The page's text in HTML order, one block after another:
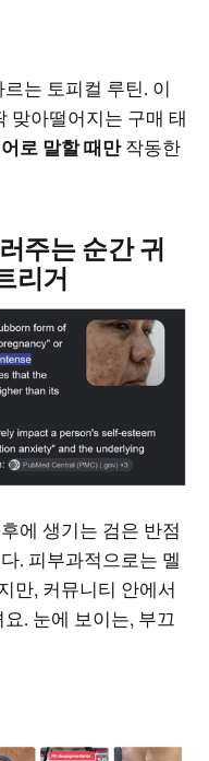
는 토피컬 루틴. 이
맞아떨어지는 구매 태
로 말할 때만작동한
주는 순간 귀
리거
에 생기는 검은 반점
. 피부과적으로는 멜
만, 커뮤니티 안에서
. 눈에 보이는, 부끄